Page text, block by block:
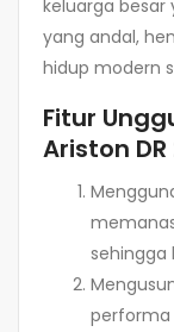
keluarga besar
yang andal,
hidup modern
Fitur
Ariston DR
sehingga